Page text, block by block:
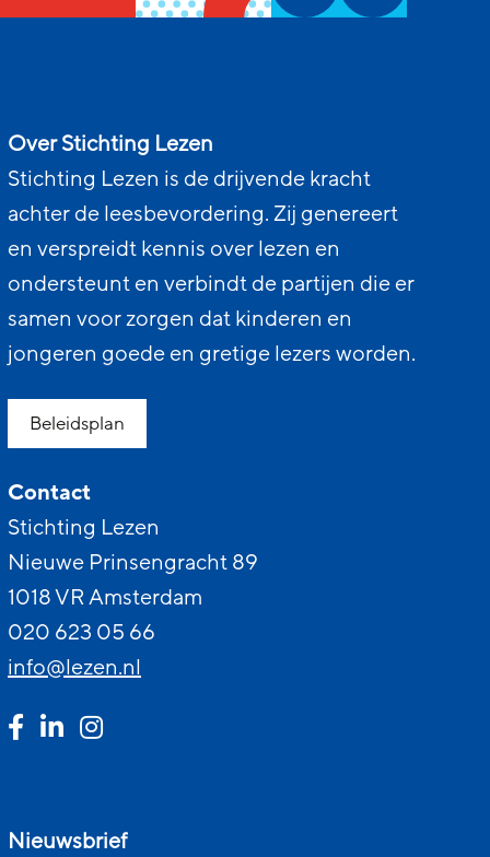
Over Stichting Lezen
Stichting Lezen is de drijvende kracht
achter de leesbevordering. Zij genereert
en verspreidt kennis over lezen en
ondersteunt en verbindt de partijen die er
samen voor zorgen dat kinderen en
jongeren goede en gretige lezers worden.
Beleidsplan
Contact
Stichting Lezen
Nieuwe Prinsengracht 89
1018 VR Amsterdam
020 623 05 66
info@lezen.nl
Nieuwsbrief